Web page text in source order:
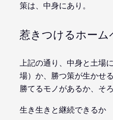
策は、中身にあり。
惹きつけるホーム
上記の通り、中身と土場
場）か、勝つ策が生かせ
勝てるモノがあるか、そ
生き生きと継続できるか